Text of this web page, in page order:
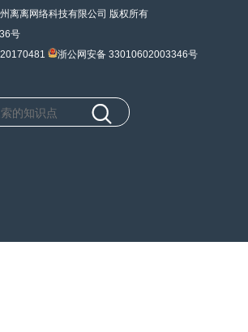
离离网络科技有限公司 版权所有
号
浙公网安备 33010602003346号